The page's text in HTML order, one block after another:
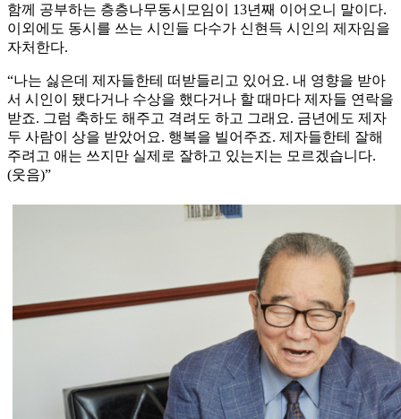
함께 공부하는 층층나무동시모임이 13년째 이어오니 말이다.
이외에도 동시를 쓰는 시인들 다수가 신현득 시인의 제자임을
자처한다.
“나는 싫은데 제자들한테 떠받들리고 있어요. 내 영향을 받아
서 시인이 됐다거나 수상을 했다거나 할 때마다 제자들 연락을
받죠. 그럼 축하도 해주고 격려도 하고 그래요. 금년에도 제자
두 사람이 상을 받았어요. 행복을 빌어주죠. 제자들한테 잘해
주려고 애는 쓰지만 실제로 잘하고 있는지는 모르겠습니다.
(웃음)”